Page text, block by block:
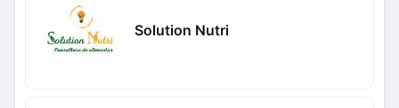
Solution Nutri